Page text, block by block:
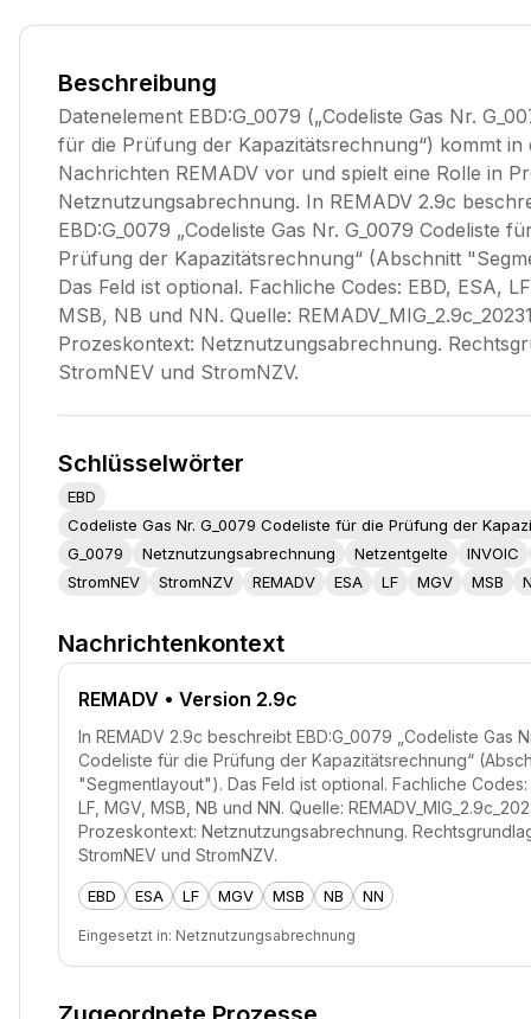
Beschreibung
Datenelement EBD:G_0079 („Codeliste Gas Nr.
für die Prüfung der Kapazitätsrechnung“) kommt in
Nachrichten REMADV vor und spielt eine Rolle in
Netznutzungsabrechnung. In REMADV 2.9c
EBD:G_0079 „Codeliste Gas Nr. G_0079 Codeliste
Prüfung der Kapazitätsrechnung“ (Abschnitt
Das Feld ist optional. Fachliche Codes: EBD, ESA,
MSB, NB und NN. Quelle:
Prozeskontext: Netznutzungsabrechnung.
StromNEV und StromNZV.
Schlüsselwörter
EBD
Codeliste Gas Nr. G_0079 Codeliste für die Prüfung der
G_0079
Netznutzungsabrechnung Netzentgelte
INVOIC
StromNEV
StromNZV REMADV ESA LF MGV MSB
Nachrichtenkontext
REMADV • Version 2.9c
In REMADV 2.9c beschreibt EBD:G_0079 „Codeliste Gas
Codeliste für die Prüfung der Kapazitätsrechnung“
"Segmentlayout"). Das Feld ist optional. Fachliche Codes:
LF, MGV, MSB, NB und NN. Quelle:
Prozeskontext: Netznutzungsabrechnung.
StromNEV und StromNZV.
EBD ESA LF MGV MSB NB NN
Eingesetzt in: Netznutzungsabrechnung